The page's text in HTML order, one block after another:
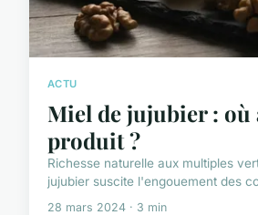
ACTU
Miel de jujubier : où
produit ?
Richesse naturelle aux multiples
jujubier suscite l'engouement des
28 mars 2024 · 3 min